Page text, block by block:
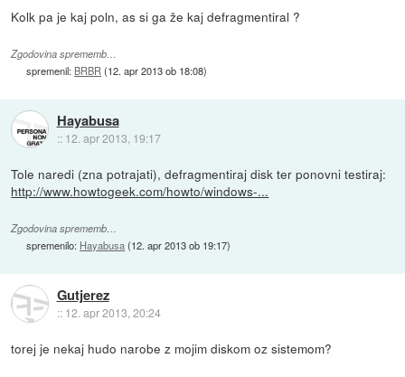
Kolk pa je kaj poln, as si ga že kaj defragmentiral ?
Zgodovina sprememb…
spremenil: BRBR(12. apr 2013 ob 18:08)
Hayabusa
:: 12. apr 2013, 19:17
Tole naredi (zna potrajati), defragmentiraj disk ter ponovni testiraj:
http://www.howtogeek.com/howto/windows-...
Zgodovina sprememb…
spremenilo: Hayabusa(12. apr 2013 ob 19:17)
Gutjerez
:: 12. apr 2013, 20:24
torej je nekaj hudo narobe z mojim diskom oz sistemom?